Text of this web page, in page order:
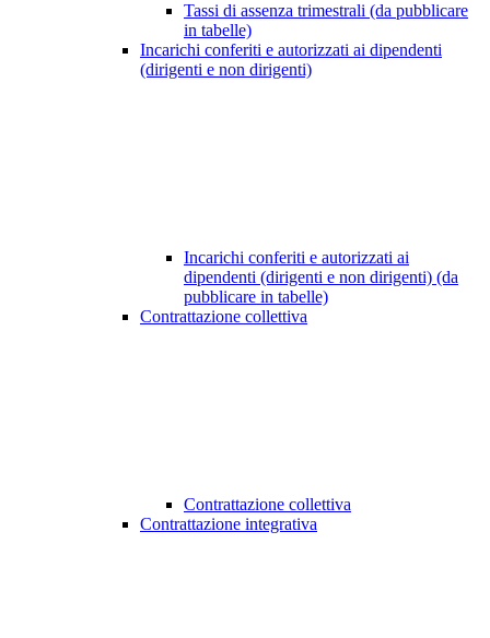
Tassi di assenza trimestrali (da pubblicare
in tabelle)
Incarichi conferiti e autorizzati ai dipendenti
(dirigenti e non dirigenti)
Incarichi conferiti e autorizzati ai
dipendenti (dirigenti e non dirigenti) (da
pubblicare in tabelle)
Contrattazione collettiva
Contrattazione collettiva
Contrattazione integrativa